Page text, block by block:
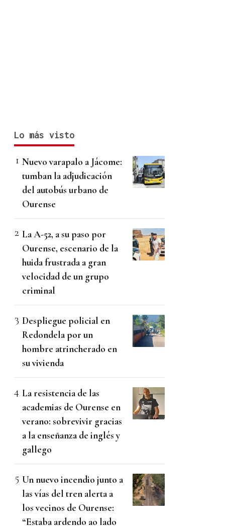
Lo más visto
Nuevo varapalo a Jácome:
tumban la adjudicación
del autobús urbano de
Ourense
La A-52, a su paso por
Ourense, escenario de la
huida frustrada a gran
velocidad de un grupo
criminal
Despliegue policial en
Redondela por un
hombre atrincherado en
su vivienda
La resistencia de las
academias de Ourense en
verano: sobrevivir gracias
a la enseñanza de inglés y
gallego
Un nuevo incendio junto a
las vías del tren alerta a
los vecinos de Ourense:
“Estaba ardendo ao lado